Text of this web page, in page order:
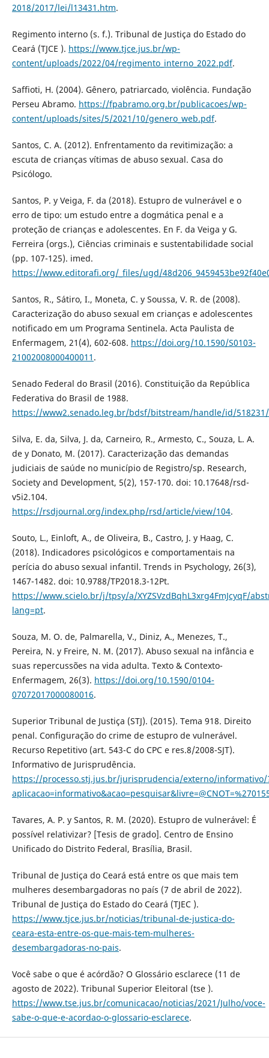
2018/2017/lei/l13431.htm.
Regimento interno (s. f.). Tribunal de Justiça do Estado do
Ceará (TJCE ). https://www.tjce.jus.br/wp-
content/uploads/2022/04/regimento_interno_2022.pdf.
Saffioti, H. (2004). Gênero, patriarcado, violência. Fundação
Perseu Abramo. https://fpabramo.org.br/publicacoes/wp-
content/uploads/sites/5/2021/10/genero_web.pdf.
Santos, C. A. (2012). Enfrentamento da revitimização: a
escuta de crianças vítimas de abuso sexual. Casa do
Psicólogo.
Santos, P. y Veiga, F. da (2018). Estupro de vulnerável e o
erro de tipo: um estudo entre a dogmática penal e a
proteção de crianças e adolescentes. En F. da Veiga y G.
Ferreira (orgs.), Ciências criminais e sustentabilidade social
(pp. 107-125). imed.
https://www.editorafi.org/_files/ugd/
Santos, R., Sátiro, I., Moneta, C. y Soussa, V. R. de (2008).
Caracterização do abuso sexual em crianças e adolescentes
notificado em um Programa Sentinela. Acta Paulista de
Enfermagem, 21(4), 602-608. https://doi.org/10.1590/S0103-
21002008000400011 .
Senado Federal do Brasil (2016). Constituição da República
Federativa do Brasil de 1988.
https://www2.senado.leg.br/bdsf/bitstream/handle/id/518231/
Silva, E. da, Silva, J. da, Carneiro, R., Armesto, C., Souza, L. A.
de y Donato, M. (2017). Caracterização das demandas
judiciais de saúde no município de Registro/sp. Research,
Society and Development, 5(2), 157-170. doi: 10.17648/rsd-
v5i2.104.
https://rsdjournal.org/index.php/rsd/article/view/104.
Souto, L., Einloft, A., de Oliveira, B., Castro, J. y Haag, C.
(2018). Indicadores psicológicos e comportamentais na
perícia do abuso sexual infantil. Trends in Psychology, 26(3),
1467-1482. doi: 10.9788/TP2018.3-12Pt.
https://www.scielo.br/j/tpsy/a/XYZSVzdBqhL3xrg4FmJcyqF/
lang=pt.
Souza, M. O. de, Palmarella, V., Diniz, A., Menezes, T.,
Pereira, N. y Freire, N. M. (2017). Abuso sexual na infância e
suas repercussões na vida adulta. Texto & Contexto-
Enfermagem, 26(3). https://doi.org/10.1590/0104-
07072017000080016.
Superior Tribunal de Justiça (STJ). (2015). Tema 918. Direito
penal. Configuração do crime de estupro de vulnerável.
Recurso Repetitivo (art. 543-C do CPC e res.8/2008-SJT).
Informativo de Jurisprudência.
https://processo.stj.jus.br/jurisprudencia/externo/informativo/
Tavares, A. P. y Santos, R. M. (2020). Estupro de vulnerável: É
possível relativizar? [Tesis de grado]. Centro de Ensino
Unificado do Distrito Federal, Brasília, Brasil.
Tribunal de Justiça do Ceará está entre os que mais tem
mulheres desembargadoras no país (7 de abril de 2022).
Tribunal de Justiça do Estado do Ceará (TJEC ).
https://www.tjce.jus.br/noticias/tribunal-de-justica-do-
ceara-esta-entre-os-que-mais-tem-mulheres-
desembargadoras-no-pais.
Você sabe o que é acórdão? O Glossário esclarece (11 de
agosto de 2022). Tribunal Superior Eleitoral (tse ).
https://www.tse.jus.br/comunicacao/noticias/2021/Julho/voce-
sabe-o-que-e-acordao-o-glossario-esclarece.